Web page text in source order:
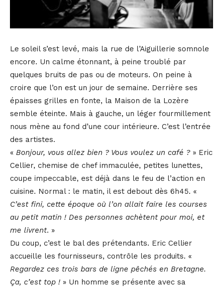
Le soleil s’est levé, mais la rue de l’Aiguillerie somnole
encore. Un calme étonnant, à peine troublé par
quelques bruits de pas ou de moteurs. On peine à
croire que l’on est un jour de semaine. Derrière ses
épaisses grilles en fonte, la Maison de la Lozère
semble éteinte. Mais à gauche, un léger fourmillement
nous mène au fond d’une cour intérieure. C’est l’entrée
des artistes.
« Bonjour, vous allez bien ? Vous voulez un café ? » Eric
Cellier, chemise de chef immaculée, petites lunettes,
coupe impeccable, est déjà dans le feu de l’action en
cuisine. Normal : le matin, il est debout dès 6h45. «
C’est fini, cette époque où l’on allait faire les courses
au petit matin ! Des personnes achètent pour moi, et
me livrent. »
Du coup, c’est le bal des prétendants. Eric Cellier
accueille les fournisseurs, contrôle les produits. «
Regardez ces trois bars de ligne pêchés en Bretagne.
Ça, c’est top ! » Un homme se présente avec sa